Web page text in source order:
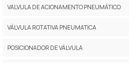
VALVULA DE ACIONAMENTO PNEUMÁTICO
VÁLVULA ROTATIVA PNEUMATICA
POSICIONADOR DE VÁLVULA